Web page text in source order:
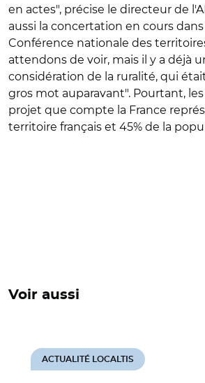
en actes", précise le directeur de
aussi la concertation en cours
Conférence nationale des
attendons de voir, mais il y a déjà
considération de la ruralité, qui
gros mot auparavant". Pourtant,
projet que compte la France
territoire français et 45% de la
Voir aussi
ACTUALITÉ LOCALTIS